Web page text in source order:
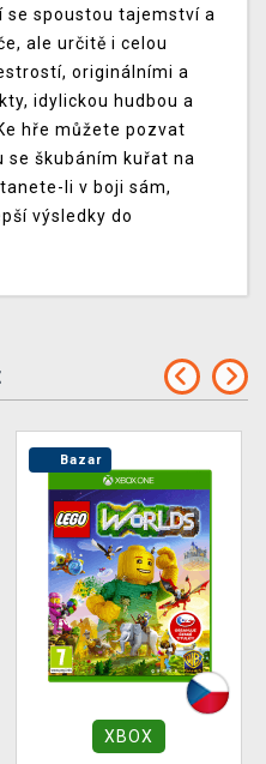
se spoustou tajemství a
ale určitě i celou
originálními a
idylickou hudbou a
hře můžete pozvat
se škubáním kuřat na
li v boji sám,
výsledky do
Bazar
XBOX